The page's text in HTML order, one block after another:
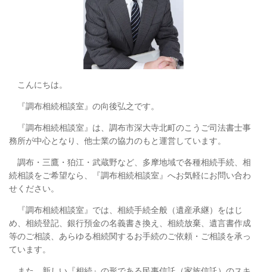
こんにちは。
『調布相続相談室』の向後弘之です。
『調布相続相談室』は、調布市深大寺北町のこうご司法書士事
務所が中心となり、他士業の協力のもと運営しています。
調布・三鷹・狛江・武蔵野など、多摩地域で各種相続手続、相
続相談をご希望なら、『調布相続相談室』へお気軽にお問い合わ
せください。
『調布相続相談室』では、相続手続全般（遺産承継）をはじ
め、相続登記、銀行預金の名義書き換え、相続放棄、遺言書作成
等のご相談、あらゆる相続関するお手続のご依頼・ご相談を承っ
ています。